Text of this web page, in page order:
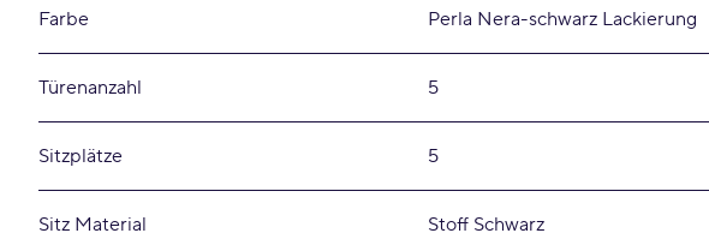
Farbe Perla Nera-schwarz Lackierung
Türenanzahl 5
Sitzplätze 5
Sitz Material Stoff Schwarz